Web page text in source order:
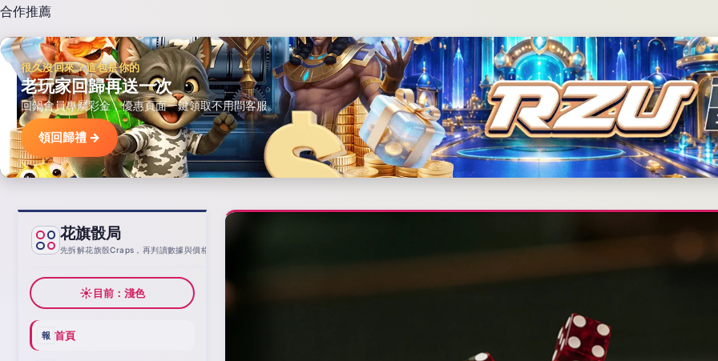
合作推薦
很久沒回來？這包是你的
老玩家回歸再送一次
回鍋會員專屬彩金，優惠頁面一鍵領取不用問客服。
領回歸禮 →
花旗骰局
先拆解花旗骰Craps，再判讀數據與價格
☀目前：淺色
報 首頁